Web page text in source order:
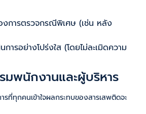
งการตรวจกรณีพิเศษ (เช่น หลัง
การอย่างโปร่งใส (โดยไม่ละเมิดความ
พนักงานและผู้บริหาร
ทุกคนเข้าใจผลกระทบของสารเสพติดจะ